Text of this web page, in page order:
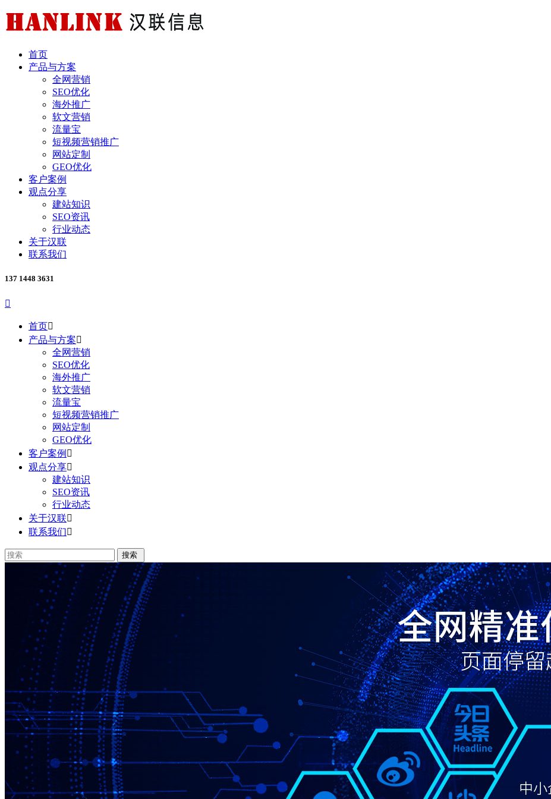
首页
产品与方案
全网营销
SEO优化
海外推广
软文营销
流量宝
短视频营销推广
网站定制
GEO优化
客户案例
观点分享
建站知识
SEO资讯
行业动态
关于汉联
联系我们
137 1448 3631

首页
产品与方案
全网营销
SEO优化
海外推广
软文营销
流量宝
短视频营销推广
网站定制
GEO优化
客户案例 
观点分享
建站知识
SEO资讯
行业动态
关于汉联
联系我们